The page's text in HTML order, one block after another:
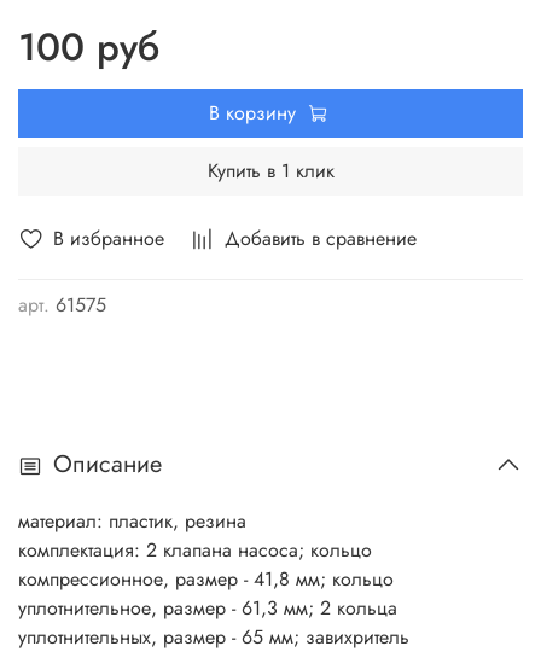
В избранное Добавить в сравнение
арт. 61575
100 руб
В корзину
Купить в 1 клик
Описание
материал: пластик, резина
комплектация: 2 клапана насоса; кольцо
компрессионное, размер - 41,8 мм; кольцо
уплотнительное, размер - 61,3 мм; 2 кольца
уплотнительных, размер - 65 мм; завихритель